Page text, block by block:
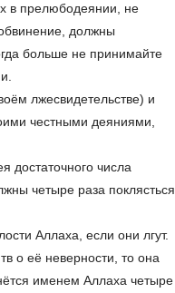
в прелюбодеянии, не
должны
больше не принимайте
лжесвидетельстве) и
честными деяниями,
достаточного числа
четыре раза поклясться
Аллаха, если они лгут.
о её неверности, то она
именем Аллаха четыре